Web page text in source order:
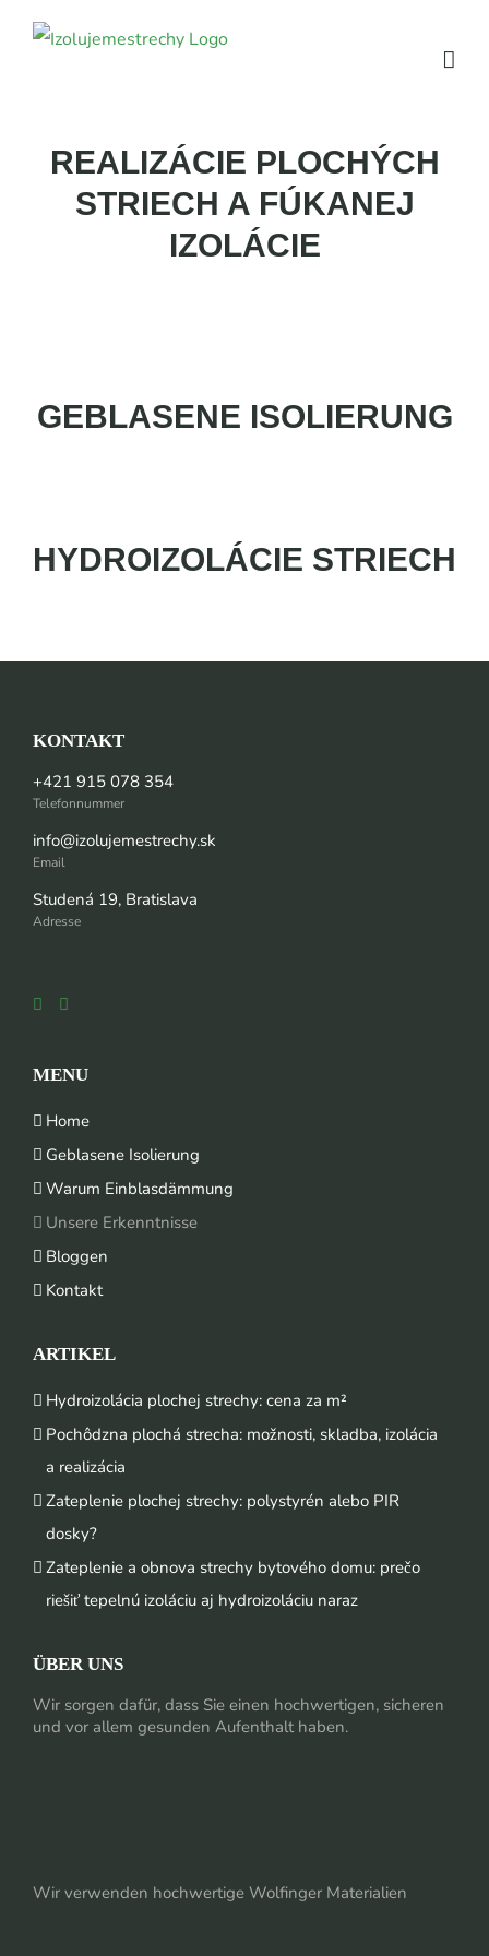
REALIZÁCIE PLOCHÝCH
STRIECH A FÚKANEJ
IZOLÁCIE
GEBLASENE ISOLIERUNG
HYDROIZOLÁCIE STRIECH
KONTAKT
+421 915 078 354
Telefonnummer
info@izolujemestrechy.sk
Email
Studená 19, Bratislava
Adresse
MENU
Home
Geblasene Isolierung
Warum Einblasdämmung
Unsere Erkenntnisse
Bloggen
Kontakt
ARTIKEL
Hydroizolácia plochej strechy: cena za m²
Pochôdzna plochá strecha: možnosti, skladba, izolácia
a realizácia
Zateplenie plochej strechy: polystyrén alebo PIR
dosky?
Zateplenie a obnova strechy bytového domu: prečo
riešiť tepelnú izoláciu aj hydroizoláciu naraz
ÜBER UNS
Wir sorgen dafür, dass Sie einen hochwertigen, sicheren
und vor allem gesunden Aufenthalt haben.
Wir verwenden hochwertige Wolfinger Materialien